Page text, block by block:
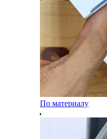
По материалу